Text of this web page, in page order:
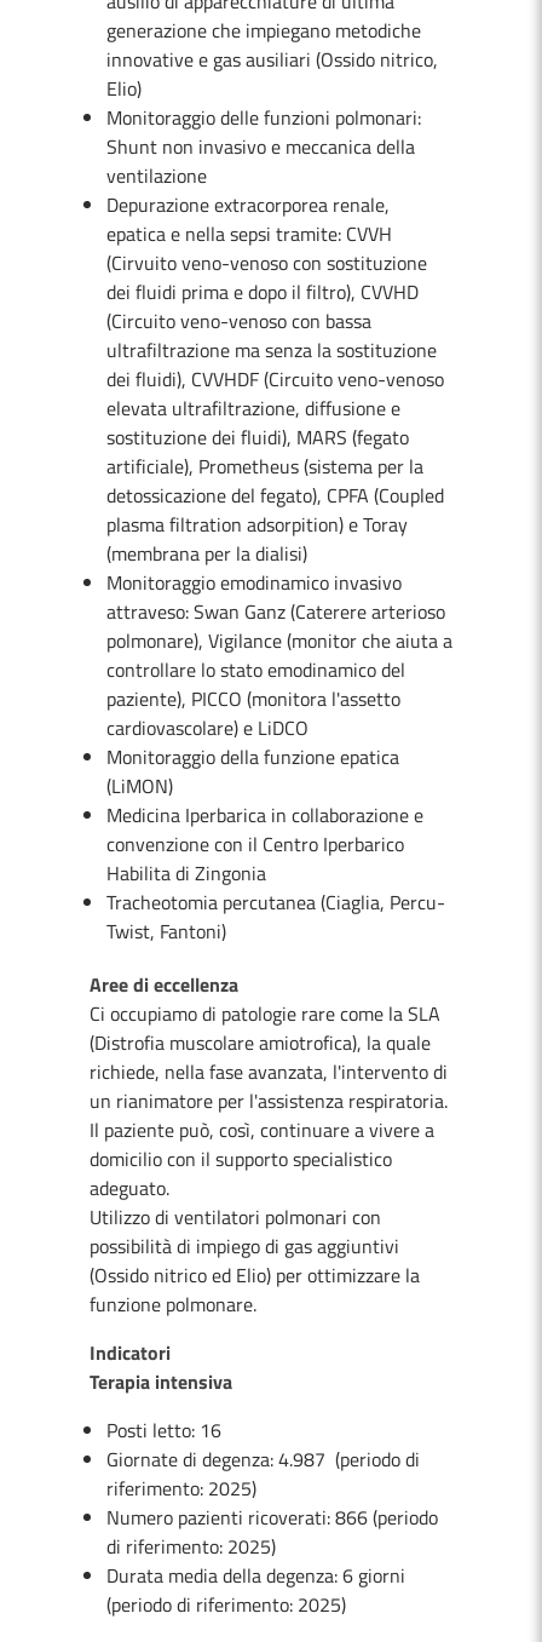
generazione che impiegano metodiche
innovative e gas ausiliari (Ossido nitrico,
Elio)
Monitoraggio delle funzioni polmonari:
Shunt non invasivo e meccanica della
ventilazione
Depurazione extracorporea renale,
epatica e nella sepsi tramite: CVVH
(Cirvuito veno-venoso con sostituzione
dei fluidi prima e dopo il filtro), CVVHD
(Circuito veno-venoso con bassa
ultrafiltrazione ma senza la sostituzione
dei fluidi), CVVHDF (Circuito veno-venoso
elevata ultrafiltrazione, diffusione e
sostituzione dei fluidi), MARS (fegato
artificiale), Prometheus (sistema per la
detossicazione del fegato), CPFA (Coupled
plasma filtration adsorpition) e Toray
(membrana per la dialisi)
Monitoraggio emodinamico invasivo
attraveso: Swan Ganz (Caterere arterioso
polmonare), Vigilance (monitor che aiuta a
controllare lo stato emodinamico del
paziente), PICCO (monitora l'assetto
cardiovascolare) e LiDCO
Monitoraggio della funzione epatica
(LiMON)
Medicina Iperbarica in collaborazione e
convenzione con il Centro Iperbarico
Habilita di Zingonia
Tracheotomia percutanea (Ciaglia, Percu-
Twist, Fantoni)
Aree di eccellenza
Ci occupiamo di patologie rare come la SLA
(Distrofia muscolare amiotrofica), la quale
richiede, nella fase avanzata, l'intervento di
un rianimatore per l'assistenza respiratoria.
Il paziente può, così, continuare a vivere a
domicilio con il supporto specialistico
adeguato.
Utilizzo di ventilatori polmonari con
possibilità di impiego di gas aggiuntivi
(Ossido nitrico ed Elio) per ottimizzare la
funzione polmonare.
Indicatori
Terapia intensiva
Posti letto: 16
Giornate di degenza: 4.987 (periodo di
riferimento: 2025)
Numero pazienti ricoverati: 866 (periodo
di riferimento: 2025)
Durata media della degenza: 6 giorni
(periodo di riferimento: 2025)